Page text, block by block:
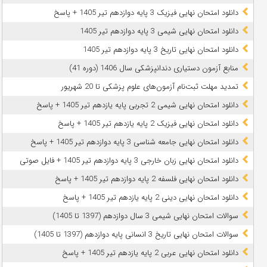
دانلود امتحان نهایی فیزیک 3 پایه دوازدهم تیر 1405 + پاسخ
دانلود امتحان نهایی شیمی 3 پایه دوازدهم تیر 1405
دانلود امتحان نهایی تاریخ 3 پایه دوازدهم تیر 1405
منابع آزمون دستیاری دندانپزشکی سال 1406 (دوره 41)
تمدید مهلت ثبت‌نام آزمون‌های علوم پزشکی تا 20 شهریور
دانلود امتحان نهایی شیمی 2 تجربی پایه یازدهم تیر 1405 + پاسخ
دانلود امتحان نهایی فیزیک 2 پایه یازدهم تیر 1405 + پاسخ
دانلود امتحان نهایی جامعه شناسی 3 پایه دوازدهم تیر 1405 + پاسخ
دانلود امتحان نهایی زبان خارجی 3 پایه دوازدهم تیر 1405 + فایل صوتی
دانلود امتحان نهایی فلسفه 2 پایه دوازدهم تیر 1405 + پاسخ
دانلود امتحان نهایی دینی 2 پایه یازدهم تیر 1405 + پاسخ
سوالات امتحان نهایی شیمی 3 سال دوازدهم (1397 تا 1405)
سوالات امتحان نهایی تاریخ 3 انسانی پایه دوازدهم (1397 تا 1405)
دانلود امتحان نهایی عربی 2 پایه یازدهم تیر 1405 + پاسخ